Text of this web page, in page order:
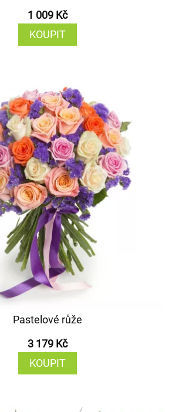
1 009 Kč
KOUPIT
Pastelové růže
3 179 Kč
KOUPIT